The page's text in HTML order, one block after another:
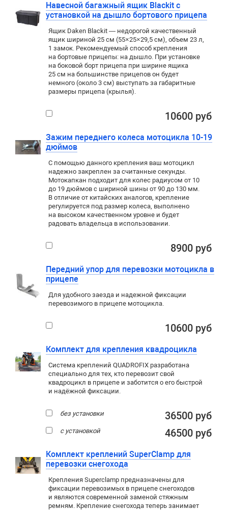
Навесной багажный ящик Blackit с
установкой на дышло бортового прицепа
Ящик Daken Blackit — недорогой качественный
ящик шириной 25 см (55×25×29,5 см), объем 23 л,
1 замок. Рекомендуемый способ крепления
на бортовые прицепы: на дышло. При установке
на боковой борт прицепа при ширине ящика
25 см на большинстве прицепов он будет
немного (около 3 см) выступать за габаритные
размеры прицепа (крылья).
10600 руб
Зажим переднего колеса мотоцикла 10-19
дюймов
С помощью данного крепления ваш мотоцикл
надежно закреплен за считанные секунды.
Мотокапкан подходит для колес радиусом от 10
до 19 дюймов с шириной шины от 90 до 130 мм.
В отличие от китайских аналогов, крепление
регулируется под размер колеса, выполнено
на высоком качественном уровне и будет
радовать владельца в использовании.
8900 руб
Передний упор для перевозки мотоцикла в
прицепе
Для удобного заезда и надежной фиксации
перевозимого в прицепе мотоцикла.
10600 руб
Комплект для крепления квадроцикла
Система креплений QUADROFIX разработана
специально для тех, кто перевозит свой
квадроцикл в прицепе и заботится о его быстрой
и надёжной фиксации.
без установки 36500 руб
с установкой 46500 руб
Комплект креплений SuperClamp для
перевозки снегохода
Крепления Superclamp предназначены для
фиксации перевозимых в прицепе снегоходов
и являются современной заменой стяжным
ремням. Крепление снегохода теперь занимает